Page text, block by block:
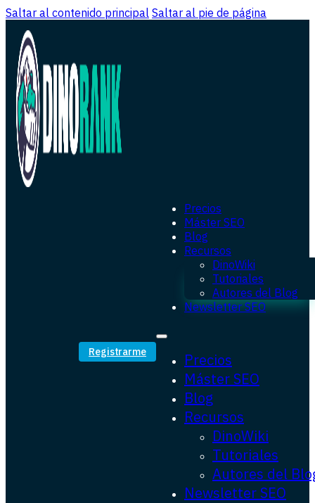
Saltar al contenido principal Saltar al pie de página
Precios
Máster SEO
Blog
Recursos
DinoWiki
Tutoriales
Autores del Blog
Newsletter SEO
Precios
Máster SEO
Blog
Recursos
DinoWiki
Tutoriales
Autores del
Newsletter SEO
Registrarme